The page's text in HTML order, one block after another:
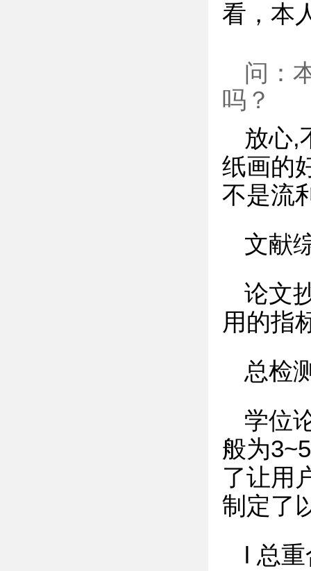
看，本
问：
吗？
放心,
纸画的
不是流
文献
论文
用的指
总检
学位
般为
了让用
制定了
l 总